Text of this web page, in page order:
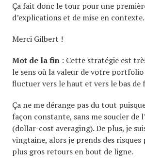
Ça fait donc le tour pour une
d’explications et de mise en contexte.
Merci Gilbert !
Mot de la fin : Cette stratégie est
le sens où la valeur de votre portfolio
fluctuer vers le haut et vers le bas de
Ça ne me dérange pas du tout
façon constante, sans me soucier de
(dollar-cost averaging). De plus, je
vingtaine, alors je prends des risques
plus gros retours en bout de ligne.